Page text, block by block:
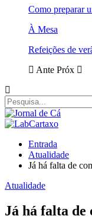
Como preparar
À Mesa
Refeições de
Ante Próx
Entrada
Atualidade
Já há falta de
Atualidade
Já há falta de